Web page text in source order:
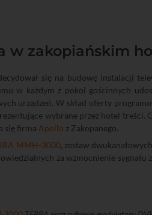
w zakopiańskim
się na budowę instalacji
w każdym z pokoi gościnnych
urządzeń. W skład oferty
wybrane przez hotel treści.
się firma Apollo z Zakopanego.
MMH-3000, zestaw
za wzmocnienie sygnału